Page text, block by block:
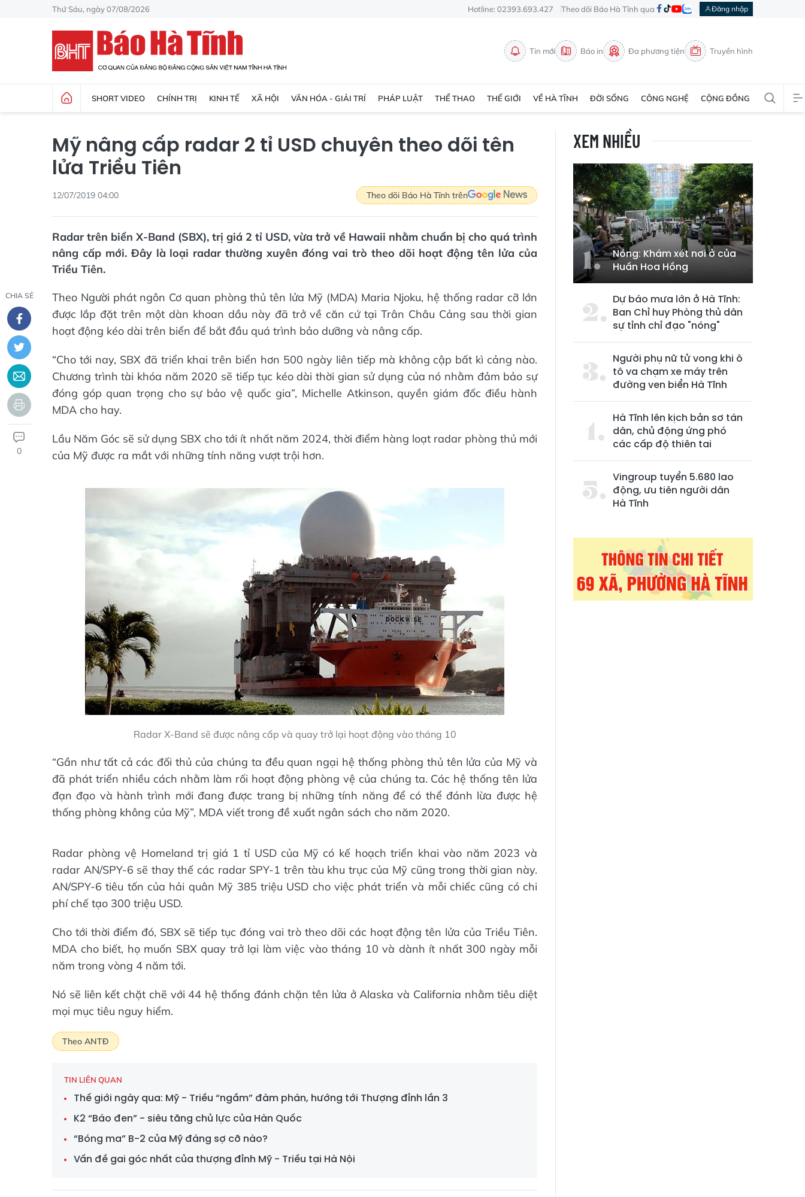
Thứ Sáu, ngày 07/08/2026 Hotline: 02393.693.427 Theo dõi Báo Hà Tĩnh qua Đăng nhập
Tin mới Báo in Đa phương tiện Truyền hình
SHORT VIDEO CHÍNH TRỊ KINH TẾ XÃ HỘI VĂN HÓA - GIẢI TRÍ PHÁP LUẬT THỂ THAO THẾ GIỚI VỀ HÀ TĨNH ĐỜI SỐNG CÔNG NGHỆ CỘNG ĐỒNG
Mỹ nâng cấp radar 2 tỉ USD chuyên theo dõi tên
lửa Triều Tiên
12/07/2019 04:00 Theo dõi Báo Hà Tĩnh trên
Radar trên biển X-Band (SBX), trị giá 2 tỉ USD, vừa trở về Hawaii nhằm chuẩn bị cho quá trình
nâng cấp mới. Đây là loại radar thường xuyên đóng vai trò theo dõi hoạt động tên lửa của
Triều Tiên.
CHIA SẺ
0
Theo Người phát ngôn Cơ quan phòng thủ tên lửa Mỹ (MDA) Maria Njoku, hệ thống radar cỡ lớn
được lắp đặt trên một dàn khoan dầu này đã trở về căn cứ tại Trân Châu Cảng sau thời gian
hoạt động kéo dài trên biển để bắt đầu quá trình bảo dưỡng và nâng cấp.
“Cho tới nay, SBX đã triển khai trên biển hơn 500 ngày liên tiếp mà không cập bất kì cảng nào.
Chương trình tài khóa năm 2020 sẽ tiếp tục kéo dài thời gian sử dụng của nó nhằm đảm bảo sự
đóng góp quan trọng cho sự bảo vệ quốc gia”, Michelle Atkinson, quyền giám đốc điều hành
MDA cho hay.
Lầu Năm Góc sẽ sử dụng SBX cho tới ít nhất năm 2024, thời điểm hàng loạt radar phòng thủ mới
của Mỹ được ra mắt với những tính năng vượt trội hơn.
Radar X-Band sẽ được nâng cấp và quay trở lại hoạt động vào tháng 10
“Gần như tất cả các đối thủ của chúng ta đều quan ngại hệ thống phòng thủ tên lửa của Mỹ và
đã phát triển nhiều cách nhằm làm rối hoạt động phòng vệ của chúng ta. Các hệ thống tên lửa
đạn đạo và hành trình mới đang được trang bị những tính năng để có thể đánh lừa được hệ
thống phòng không của Mỹ”, MDA viết trong đề xuất ngân sách cho năm 2020.
Radar phòng vệ Homeland trị giá 1 tỉ USD của Mỹ có kế hoạch triển khai vào năm 2023 và
radar AN/SPY-6 sẽ thay thế các radar SPY-1 trên tàu khu trục của Mỹ cũng trong thời gian này.
AN/SPY-6 tiêu tốn của hải quân Mỹ 385 triệu USD cho việc phát triển và mỗi chiếc cũng có chi
phí chế tạo 300 triệu USD.
Cho tới thời điểm đó, SBX sẽ tiếp tục đóng vai trò theo dõi các hoạt động tên lửa của Triều Tiên.
MDA cho biết, họ muốn SBX quay trở lại làm việc vào tháng 10 và dành ít nhất 300 ngày mỗi
năm trong vòng 4 năm tới.
Nó sẽ liên kết chặt chẽ với 44 hệ thống đánh chặn tên lửa ở Alaska và California nhằm tiêu diệt
mọi mục tiêu nguy hiểm.
Theo ANTĐ
TIN LIÊN QUAN
Thế giới ngày qua: Mỹ - Triều “ngầm” đàm phán, hướng tới Thượng đỉnh lần 3
K2 “Báo đen” - siêu tăng chủ lực của Hàn Quốc
“Bóng ma” B-2 của Mỹ đáng sợ cỡ nào?
Vấn đề gai góc nhất của thượng đỉnh Mỹ - Triều tại Hà Nội
XEM NHIỀU
Nóng: Khám xét nơi ở của
Huấn Hoa Hồng
Dự báo mưa lớn ở Hà Tĩnh:
Ban Chỉ huy Phòng thủ dân
sự tỉnh chỉ đạo "nóng"
Người phụ nữ tử vong khi ô
tô va chạm xe máy trên
đường ven biển Hà Tĩnh
Hà Tĩnh lên kịch bản sơ tán
dân, chủ động ứng phó
các cấp độ thiên tai
Vingroup tuyển 5.680 lao
động, ưu tiên người dân
Hà Tĩnh